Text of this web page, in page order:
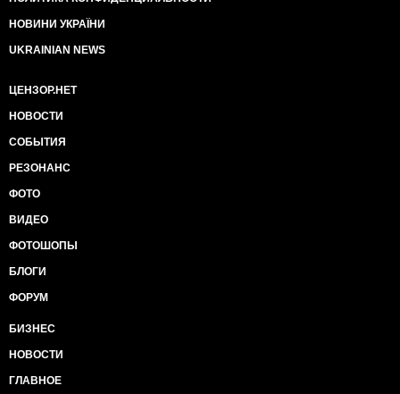
НОВИНИ УКРАЇНИ
UKRAINIAN NEWS
ЦЕНЗОР.НЕТ
НОВОСТИ
СОБЫТИЯ
РЕЗОНАНС
ФОТО
ВИДЕО
ФОТОШОПЫ
БЛОГИ
ФОРУМ
БИЗНЕС
НОВОСТИ
ГЛАВНОЕ